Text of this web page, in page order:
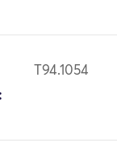
T94.1054